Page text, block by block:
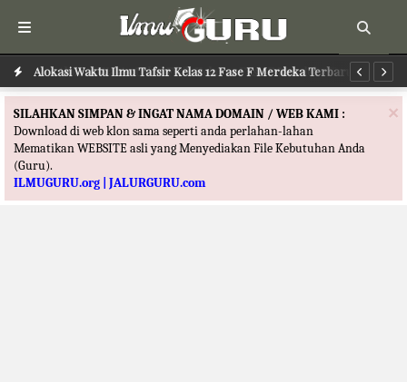
Alokasi Waktu Ilmu Tafsir Kelas 12 Fase F Merdeka Terbaru
×
SILAHKAN SIMPAN & INGAT NAMA DOMAIN / WEB KAMI :
Download di web klon sama seperti anda perlahan-lahan
Mematikan WEBSITE asli yang Menyediakan File Kebutuhan Anda
(Guru).
ILMUGURU.org | JALURGURU.com